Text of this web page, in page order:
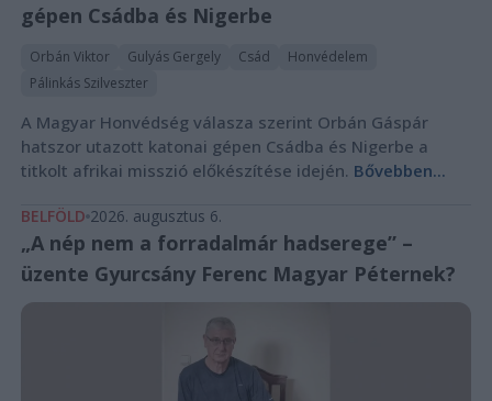
gépen Csádba és Nigerbe
Orbán Viktor Gulyás Gergely Csád
Honvédelem
Pálinkás Szilveszter
A Magyar Honvédség válasza szerint Orbán Gáspár
hatszor utazott katonai gépen Csádba és Nigerbe a
titkolt afrikai misszió előkészítése idején. Bővebben...
BELFÖLD 2026. augusztus 6.
„A nép nem a forradalmár hadserege” –
üzente Gyurcsány Ferenc Magyar Péternek?